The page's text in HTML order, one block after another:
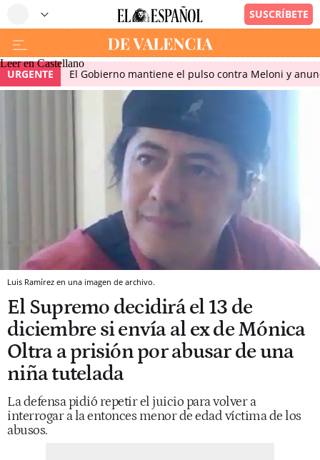
Leer en Castellano
URGENTE El Gobierno mantiene el pulso contra Meloni y
Luis Ramírez en una imagen de archivo.
El Supremo decidirá el 13 de
diciembre si envía al ex de Mónica
Oltra a prisión por abusar de una
niña tutelada
La defensa pidió repetir el juicio para volver a
interrogar a la entonces menor de edad víctima de los
abusos.